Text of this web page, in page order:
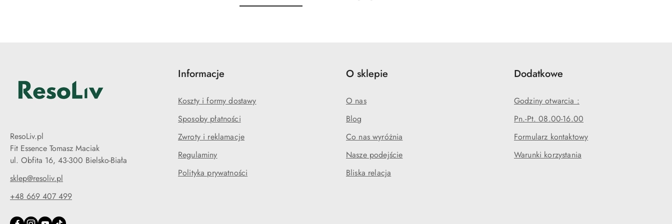
o
o
ResoLiv.pl
Fit Essence Tomasz Maciak
ul. Obfita 16, 43-300 Bielsko-Biała
sklep@resoliv.pl
+48 669 407 499
Informacje
Koszty i formy dostawy
Sposoby płatności
Zwroty i reklamacje
Regulaminy
Polityka prywatności
O sklepie
O nas
Blog
Co nas wyróżnia
Nasze podejście
Bliska relacja
Dodatkowe
Godziny otwarcia :
Pn.-Pt. 08.00-16.00
Formularz kontaktowy
Warunki korzystania